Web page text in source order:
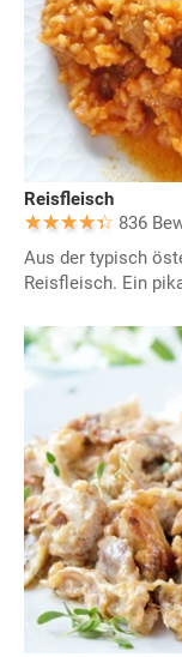
Reisfleisch
836
Aus der typisch
Reisfleisch. Ein